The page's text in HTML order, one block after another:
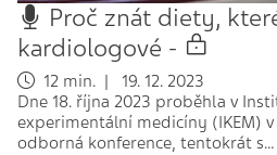
Proč znát diety,
kardiologové -
12 min. | 19. 12. 2023
Dne 18. října 2023 proběhla v
experimentální medicíny (IKEM)
odborná konference, tentokrát s…